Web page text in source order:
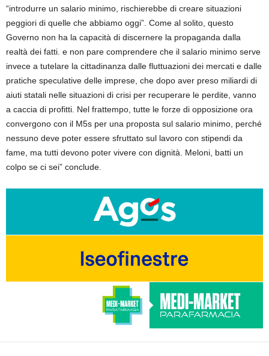
“introdurre un salario minimo, rischierebbe di creare situazioni
peggiori di quelle che abbiamo oggi”. Come al solito, questo
Governo non ha la capacità di discernere la propaganda dalla
realtà dei fatti. e non pare comprendere che il salario minimo serve
invece a tutelare la cittadinanza dalle fluttuazioni dei mercati e dalle
pratiche speculative delle imprese, che dopo aver preso miliardi di
aiuti statali nelle situazioni di crisi per recuperare le perdite, vanno
a caccia di profitti. Nel frattempo, tutte le forze di opposizione ora
convergono con il M5s per una proposta sul salario minimo, perché
nessuno deve poter essere sfruttato sul lavoro con stipendi da
fame, ma tutti devono poter vivere con dignità. Meloni, batti un
colpo se ci sei” conclude.